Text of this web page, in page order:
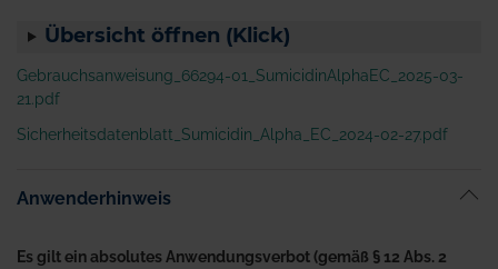
Übersicht öffnen (Klick)
Gebrauchsanweisung_66294-01_SumicidinAlphaEC_2025-03-
21.pdf
Sicherheitsdatenblatt_Sumicidin_Alpha_EC_2024-02-27.pdf
Anwenderhinweis
Es gilt ein absolutes Anwendungsverbot (gemäß § 12 Abs. 2